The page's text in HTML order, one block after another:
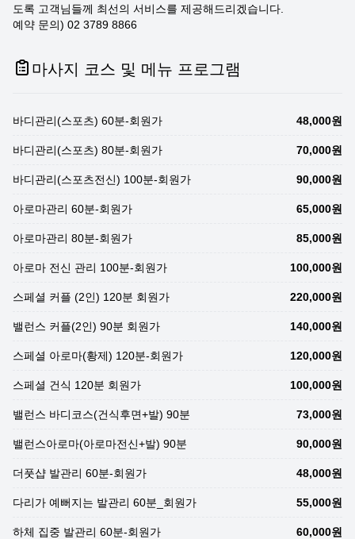
도록 고객님들께 최선의 서비스를 제공해드리겠습니다.
예약 문의) 02 3789 8866
마사지 코스 및 메뉴 프로그램
바디관리(스포츠) 60분-회원가 48,000원
바디관리(스포츠) 80분-회원가 70,000원
바디관리(스포츠전신) 100분-회원가 90,000원
아로마관리 60분-회원가 65,000원
아로마관리 80분-회원가 85,000원
아로마 전신 관리 100분-회원가 100,000원
스페셜 커플 (2인) 120분 회원가 220,000원
밸런스 커플(2인) 90분 회원가 140,000원
스페셜 아로마(황제) 120분-회원가 120,000원
스페셜 건식 120분 회원가 100,000원
밸런스 바디코스(건식후면+발) 90분 73,000원
밸런스아로마(아로마전신+발) 90분 90,000원
더풋샵 발관리 60분-회원가 48,000원
다리가 예뻐지는 발관리 60분_회원가 55,000원
하체 집중 발관리 60분-회원가 60,000원